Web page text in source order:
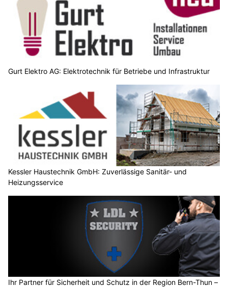
Gurt Elektro AG: Elektrotechnik für Betriebe und Infrastruktur
Kessler Haustechnik GmbH: Zuverlässige Sanitär- und
Heizungsservice
Ihr Partner für Sicherheit und Schutz in der Region Bern-Thun –